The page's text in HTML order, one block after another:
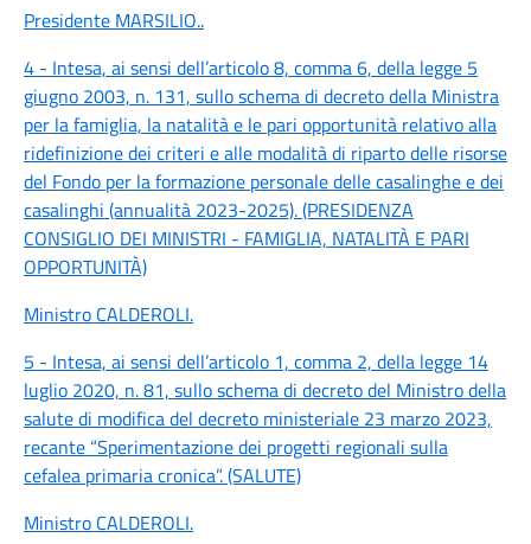
Presidente MARSILIO..
4 - Intesa, ai sensi dell’articolo 8, comma 6, della legge 5
giugno 2003, n. 131, sullo schema di decreto della Ministra
per la famiglia, la natalità e le pari opportunità relativo alla
ridefinizione dei criteri e alle modalità di riparto delle risorse
del Fondo per la formazione personale delle casalinghe e dei
casalinghi (annualità 2023-2025). (PRESIDENZA
CONSIGLIO DEI MINISTRI - FAMIGLIA, NATALITÀ E PARI
OPPORTUNITÀ)
Ministro CALDEROLI.
5 - Intesa, ai sensi dell’articolo 1, comma 2, della legge 14
luglio 2020, n. 81, sullo schema di decreto del Ministro della
salute di modifica del decreto ministeriale 23 marzo 2023,
recante “Sperimentazione dei progetti regionali sulla
cefalea primaria cronica”. (SALUTE)
Ministro CALDEROLI.